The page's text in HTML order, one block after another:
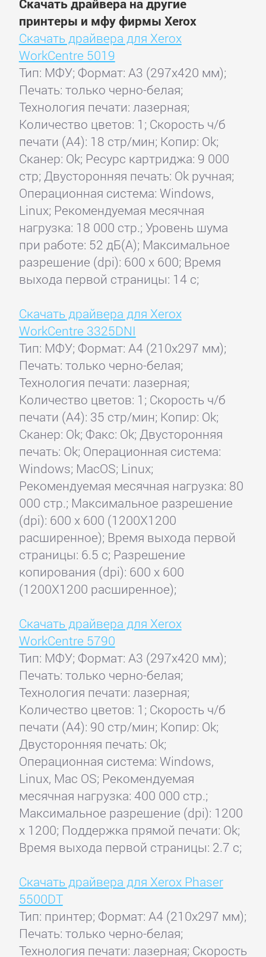
Скачать драйвера на другие
принтеры и мфу фирмы Xerox
Скачать драйвера для Xerox
WorkCentre 5019
Тип: МФУ; Формат: A3 (297x420 мм);
Печать: только черно-белая;
Технология печати: лазерная;
Количество цветов: 1; Скорость ч/б
печати (А4): 18 стр/мин; Копир: Ok;
Сканер: Ok; Ресурс картриджа: 9 000
стр; Двусторонняя печать: Ok ручная;
Операционная система: Windows,
Linux; Рекомендуемая месячная
нагрузка: 18 000 стр.; Уровень шума
при работе: 52 дБ(А); Максимальное
разрешение (dpi): 600 x 600; Время
выхода первой страницы: 14 с;
Скачать драйвера для Xerox
WorkCentre 3325DNI
Тип: МФУ; Формат: A4 (210x297 мм);
Печать: только черно-белая;
Технология печати: лазерная;
Количество цветов: 1; Скорость ч/б
печати (А4): 35 стр/мин; Копир: Ok;
Сканер: Ok; Факс: Ok; Двусторонняя
печать: Ok; Операционная система:
Windows; MacOS; Linux;
Рекомендуемая месячная нагрузка: 80
000 стр.; Максимальное разрешение
(dpi): 600 x 600 (1200X1200
расширенное); Время выхода первой
страницы: 6.5 с; Разрешение
копирования (dpi): 600 x 600
(1200X1200 расширенное);
Скачать драйвера для Xerox
WorkCentre 5790
Тип: МФУ; Формат: A3 (297x420 мм);
Печать: только черно-белая;
Технология печати: лазерная;
Количество цветов: 1; Скорость ч/б
печати (А4): 90 стр/мин; Копир: Ok;
Двусторонняя печать: Ok;
Операционная система: Windows,
Linux, Mac OS; Рекомендуемая
месячная нагрузка: 400 000 стр.;
Максимальное разрешение (dpi): 1200
x 1200; Поддержка прямой печати: Ok;
Время выхода первой страницы: 2.7 с;
Скачать драйвера для Xerox Phaser
5500DT
Тип: принтер; Формат: A4 (210x297 мм);
Печать: только черно-белая;
Технология печати: лазерная; Скорость